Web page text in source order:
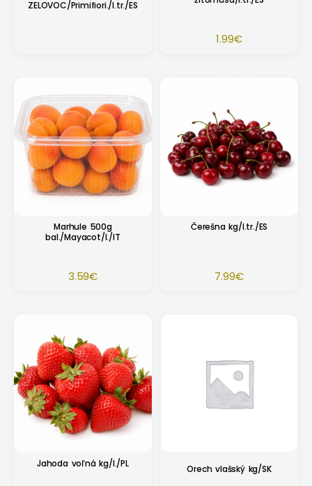
ZELOVOC/Primifiori./I.tr./ES
1.99€
Marhule 500g
bal./Mayacot/I./IT
3.59€
Čerešna kg/I.tr./ES
7.99€
Jahoda voľná kg/I./PL Orech vlašský kg/SK